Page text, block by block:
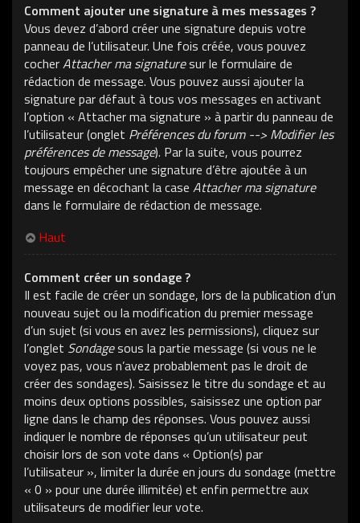
Comment ajouter une signature à mes messages ?
Vous devez d’abord créer une signature depuis votre
panneau de l’utilisateur. Une fois créée, vous pouvez
cocherAttacher ma signaturesur le formulaire de
rédaction de message. Vous pouvez aussi ajouter la
signature par défaut à tous vos messages en activant
l’option « Attacher ma signature » à partir du panneau de
l’utilisateur (onglet Préférences du forum --> Modifier les
préférences de message). Par la suite, vous pourrez
toujours empêcher une signature d’être ajoutée à un
message en décochant la case Attacher ma signature
dans le formulaire de rédaction de message.
Haut
Comment créer un sondage ?
Il est facile de créer un sondage, lors de la publication d’un
nouveau sujet ou la modification du premier message
d’un sujet (si vous en avez les permissions), cliquez sur
l’onglet Sondagesous la partie message (si vous ne le
voyez pas, vous n’avez probablement pas le droit de
créer des sondages). Saisissez le titre du sondage et au
moins deux options possibles, saisissez une option par
ligne dans le champ des réponses. Vous pouvez aussi
indiquer le nombre de réponses qu’un utilisateur peut
choisir lors de son vote dans « Option(s) par
l’utilisateur », limiter la durée en jours du sondage (mettre
« 0 » pour une durée illimitée) et enfin permettre aux
utilisateurs de modifier leur vote.